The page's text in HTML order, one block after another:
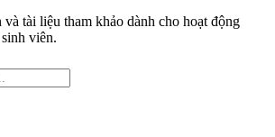
tài liệu tham khảo dành cho hoạt động
viên.